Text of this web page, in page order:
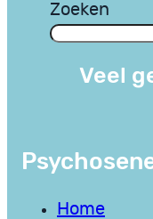
Zoeken
Veel
Home